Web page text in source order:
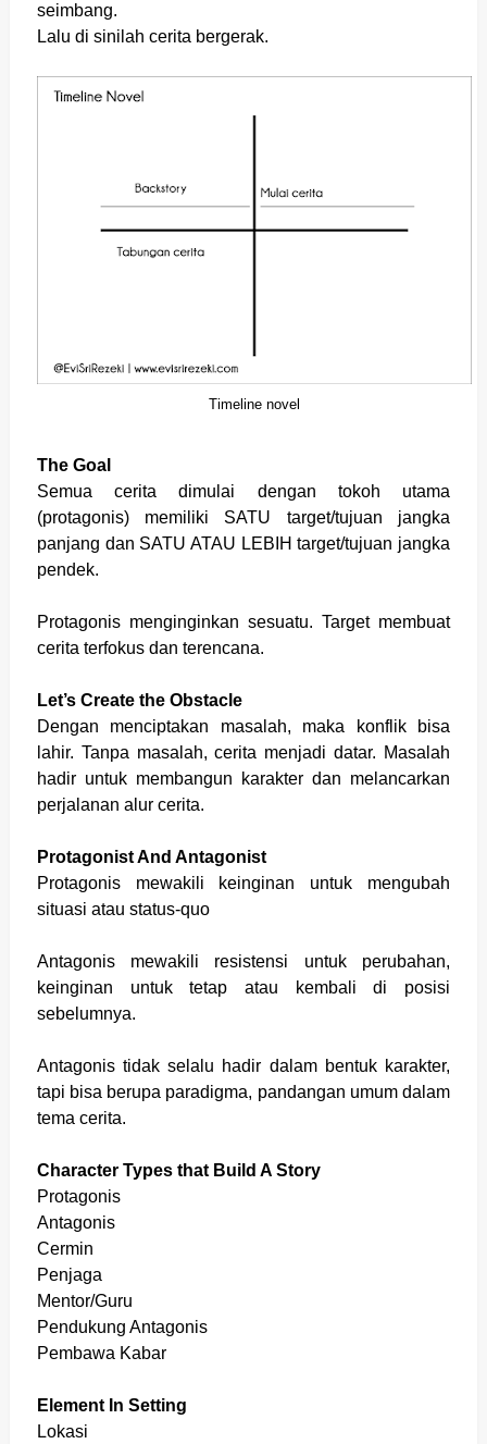
seimbang.
Lalu di sinilah cerita bergerak.
Timeline novel
The Goal
Semua cerita dimulai dengan tokoh utama
(protagonis) memiliki SATU target/tujuan jangka
panjang dan SATU ATAU LEBIH target/tujuan jangka
pendek.
Protagonis menginginkan sesuatu. Target membuat
cerita terfokus dan terencana.
Let’s Create the Obstacle
Dengan menciptakan masalah, maka konflik bisa
lahir. Tanpa masalah, cerita menjadi datar. Masalah
hadir untuk membangun karakter dan melancarkan
perjalanan alur cerita.
Protagonist And Antagonist
Protagonis mewakili keinginan untuk mengubah
situasi atau status-quo
Antagonis mewakili resistensi untuk perubahan,
keinginan untuk tetap atau kembali di posisi
sebelumnya.
Antagonis tidak selalu hadir dalam bentuk karakter,
tapi bisa berupa paradigma, pandangan umum dalam
tema cerita.
Character Types that Build A Story
Protagonis
Antagonis
Cermin
Penjaga
Mentor/Guru
Pendukung Antagonis
Pembawa Kabar
Element In Setting
Lokasi